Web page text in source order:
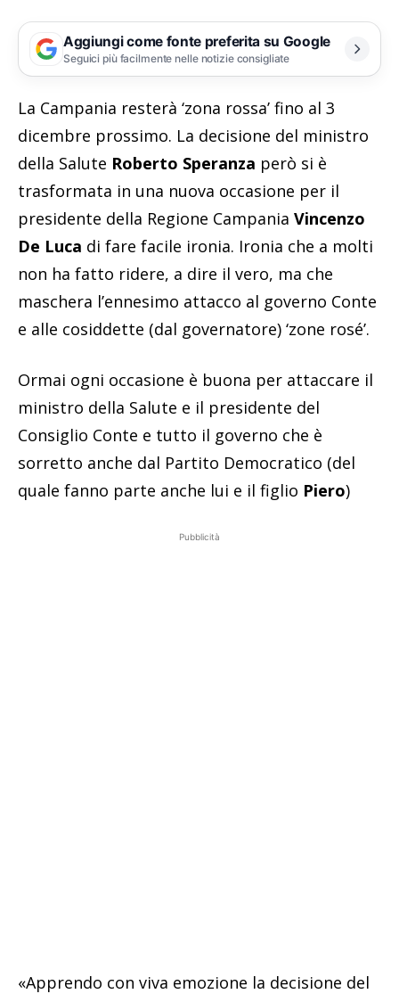
Aggiungi come fonte preferita su Google
Seguici più facilmente nelle notizie consigliate
La Campania resterà ‘zona rossa’ fino al 3
dicembre prossimo. La decisione del ministro
della Salute Roberto Speranza però si è
trasformata in una nuova occasione per il
presidente della Regione Campania Vincenzo
De Luca di fare facile ironia. Ironia che a molti
non ha fatto ridere, a dire il vero, ma che
maschera l’ennesimo attacco al governo Conte
e alle cosiddette (dal governatore) ‘zone rosé’.
Ormai ogni occasione è buona per attaccare il
ministro della Salute e il presidente del
Consiglio Conte e tutto il governo che è
sorretto anche dal Partito Democratico (del
quale fanno parte anche lui e il figlio Piero)
Pubblicità
«Apprendo con viva emozione la decisione del